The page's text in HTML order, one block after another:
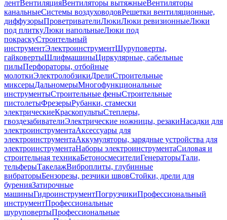
лентВентиляцияВентиляторы вытяжныеВентиляторы
канальныеСистемы воздуховодовРешетки вентиляционные,
диффузорыПроветривателиЛюкиЛюки ревизионныеЛюки
под плиткуЛюки напольныеЛюки под
покраскуСтроительный
инструментЭлектроинструментШуруповерты,
гайковертыШлифмашиныЦиркулярные, сабельные
пилыПерфораторы, отбойные
молоткиЭлектролобзикиДрелиСтроительные
миксерыДальномерыМногофункциональные
инструментыСтроительные феныСтроительные
пистолетыФрезерыРубанки, стамески
электрическиеКраскопультыСтеплеры,
гвоздезабивателиЭлектрические ножницы, резакиНасадки для
электроинструментаАксессуары для
электроинструментаАккумуляторы, зарядные устройства для
электроинструментаНаборы электроинструментаСиловая и
строительная техникаБетоносмесителиГенераторыТали,
тельферыТакелажВиброплиты, глубинные
вибраторыБензорезы, резчики швовСтойки, дрели для
буренияЗатирочные
машиныГидроинструментПогрузчикиПрофессиональный
инструментПрофессиональные
шуруповертыПрофессиональные